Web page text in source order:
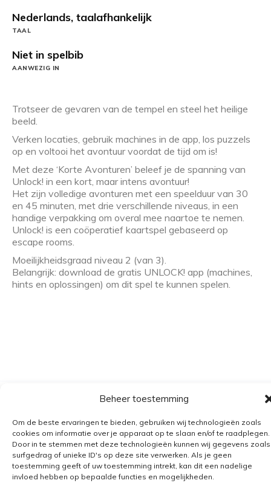
Beheer toestemming
Om de beste ervaringen te bieden, gebruiken wij technologieën zoals
cookies om informatie over je apparaat op te slaan en/of te raadplegen.
Door in te stemmen met deze technologieën kunnen wij gegevens zoals
surfgedrag of unieke ID's op deze site verwerken. Als je geen
toestemming geeft of uw toestemming intrekt, kan dit een nadelige
invloed hebben op bepaalde functies en mogelijkheden.
Nederlands, taalafhankelijk
TAAL
Niet in spelbib
AANWEZIG IN
Trotseer de gevaren van de tempel en steel het heilige
beeld.
Verken locaties, gebruik machines in de app, los puzzels
op en voltooi het avontuur voordat de tijd om is!
Met deze ‘Korte Avonturen’ beleef je de spanning van
Unlock! in een kort, maar intens avontuur!
Het zijn volledige avonturen met een speelduur van 30
en 45 minuten, met drie verschillende niveaus, in een
handige verpakking om overal mee naartoe te nemen.
Unlock! is een coöperatief kaartspel gebaseerd op
escape rooms.
Moeilijkheidsgraad niveau 2 (van 3).
Belangrijk: download de gratis UNLOCK! app (machines,
hints en oplossingen) om dit spel te kunnen spelen.
Algemene voorwaarden
Verzending
Retourbeleid
BE 0682.845.059